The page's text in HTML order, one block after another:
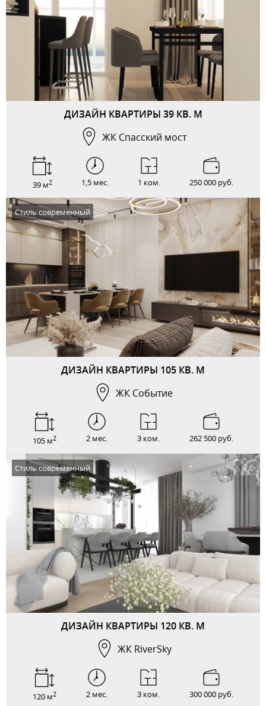
ДИЗАЙН КВАРТИРЫ 39 КВ. М
ЖК Спасский мост
39 м2 1,5 мес. 1 ком. 250 000 руб.
ДИЗАЙН КВАРТИРЫ 105 КВ. М
ЖК Событие
Стиль современный
105 м2 2 мес. 3 ком. 262 500 руб.
ДИЗАЙН КВАРТИРЫ 120 КВ. М
ЖК RiverSky
Стиль современный
120 м2 2 мес. 3 ком. 300 000 руб.